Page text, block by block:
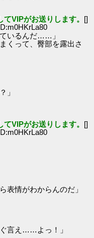
VIPがお送りします。 []
いるんだ……」
くって、臀部を露出さ
」
VIPがお送りします。 []
表情がわからんのだ」
言え……よっ！」